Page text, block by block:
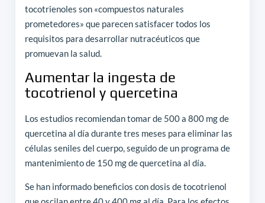
tocotrienoles son «compuestos naturales
prometedores» que parecen satisfacer todos los
requisitos para desarrollar nutracéuticos que
promuevan la salud.
Aumentar la ingesta de
tocotrienol y quercetina
Los estudios recomiendan tomar de 500 a 800 mg de
quercetina al día durante tres meses para eliminar las
células seniles del cuerpo, seguido de un programa de
mantenimiento de 150 mg de quercetina al día.
Se han informado beneficios con dosis de tocotrienol